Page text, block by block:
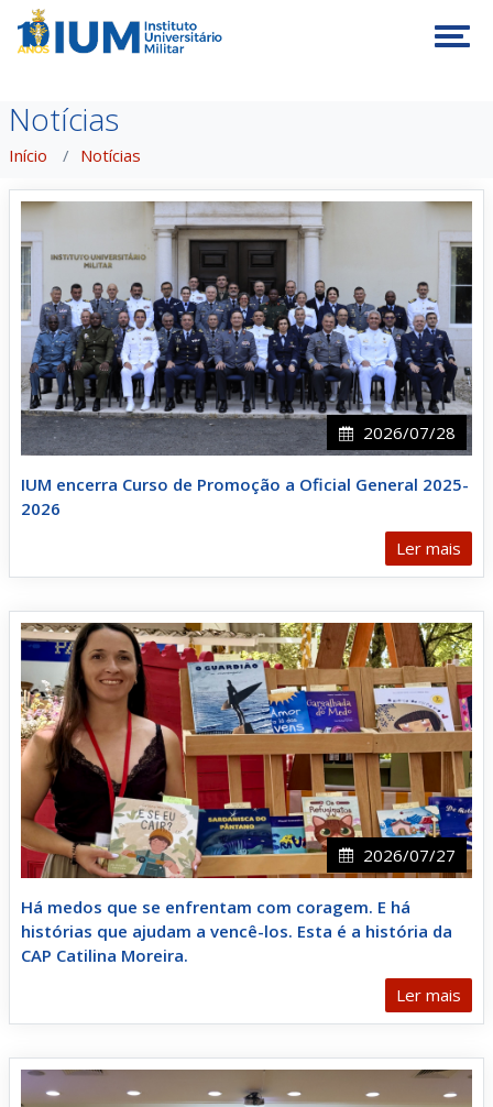
Notícias
Início Notícias
2026/07/28
IUM encerra Curso de Promoção a Oficial General 2025-
2026
Ler mais
2026/07/27
Há medos que se enfrentam com coragem. E há
histórias que ajudam a vencê-los. Esta é a história da
CAP Catilina Moreira.
Ler mais